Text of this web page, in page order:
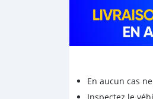
En aucun cas